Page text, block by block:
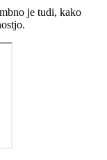
je tudi, kako